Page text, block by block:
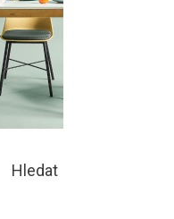
Hledat